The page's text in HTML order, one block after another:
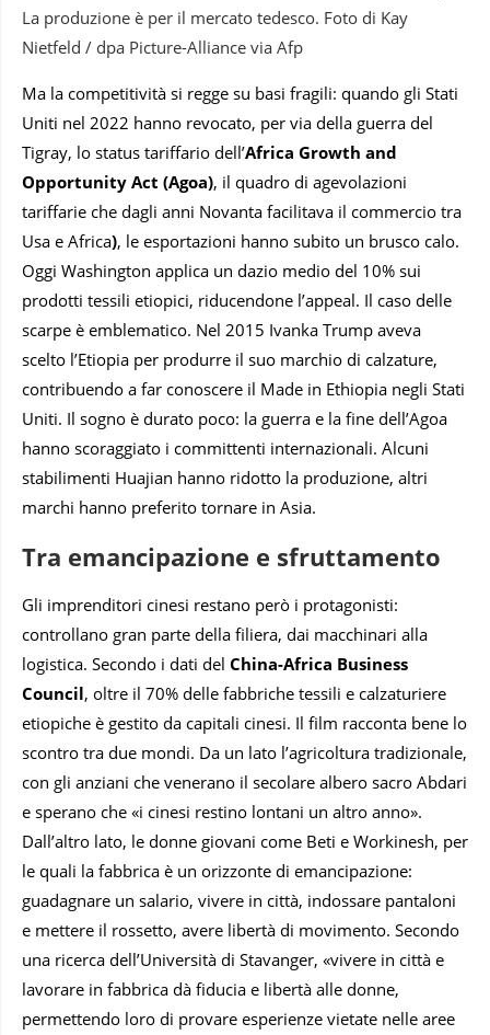
La produzione è per il mercato tedesco. Foto di Kay
Nietfeld / dpa Picture-Alliance via Afp
Ma la competitività si regge su basi fragili: quando gli Stati
Uniti nel 2022 hanno revocato, per via della guerra del
Tigray, lo status tariffario dell’Africa Growth and
Opportunity Act (Agoa), il quadro di agevolazioni
tariffarie che dagli anni Novanta facilitava il commercio tra
Usa e Africa), le esportazioni hanno subito un brusco calo.
Oggi Washington applica un dazio medio del 10% sui
prodotti tessili etiopici, riducendone l’appeal. Il caso delle
scarpe è emblematico. Nel 2015 Ivanka Trump aveva
scelto l’Etiopia per produrre il suo marchio di calzature,
contribuendo a far conoscere il Made in Ethiopia negli Stati
Uniti. Il sogno è durato poco: la guerra e la fine dell’Agoa
hanno scoraggiato i committenti internazionali. Alcuni
stabilimenti Huajian hanno ridotto la produzione, altri
marchi hanno preferito tornare in Asia.
Tra emancipazione e sfruttamento
Gli imprenditori cinesi restano però i protagonisti:
controllano gran parte della filiera, dai macchinari alla
logistica. Secondo i dati del China-Africa Business
Council, oltre il 70% delle fabbriche tessili e calzaturiere
etiopiche è gestito da capitali cinesi. Il film racconta bene lo
scontro tra due mondi. Da un lato l’agricoltura tradizionale,
con gli anziani che venerano il secolare albero sacro Abdari
e sperano che «i cinesi restino lontani un altro anno».
Dall’altro lato, le donne giovani come Beti e Workinesh, per
le quali la fabbrica è un orizzonte di emancipazione:
guadagnare un salario, vivere in città, indossare pantaloni
e mettere il rossetto, avere libertà di movimento. Secondo
una ricerca dell’Università di Stavanger, «vivere in città e
lavorare in fabbrica dà fiducia e libertà alle donne,
permettendo loro di provare esperienze vietate nelle aree